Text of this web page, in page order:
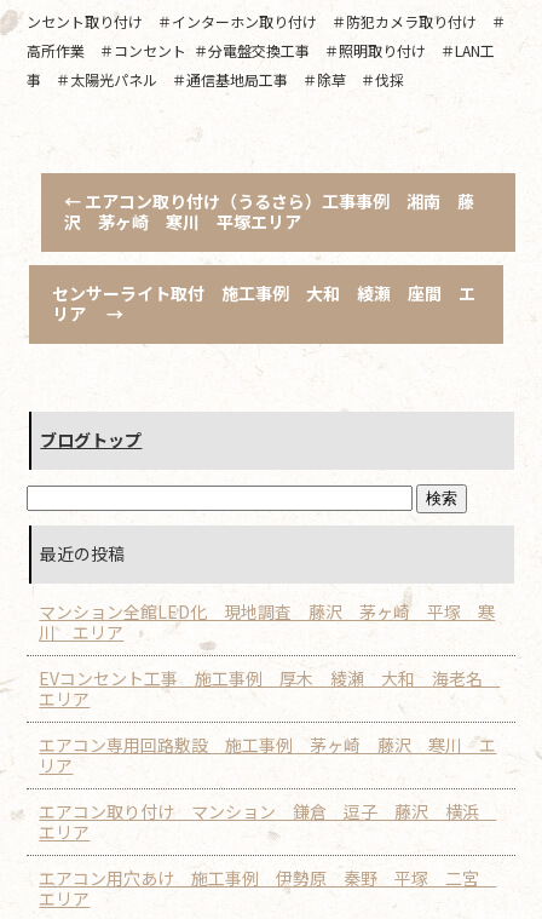
ンセント取り付け ＃インターホン取り付け ＃防犯カメラ取り付け ＃
高所作業 ＃コンセント ＃分電盤交換工事 ＃照明取り付け ＃LAN工
事 ＃太陽光パネル ＃通信基地局工事 ＃除草 ＃伐採
← エアコン取り付け（うるさら）工事事例 湘南 藤
沢 茅ヶ崎 寒川 平塚エリア
センサーライト取付 施工事例 大和 綾瀬 座間 エ
リア→
ブログトップ
最近の投稿
マンション全館LED化 現地調査 藤沢 茅ヶ崎 平塚 寒
川 エリア
EVコンセント工事 施工事例 厚木 綾瀬 大和 海老名
エリア
エアコン専用回路敷設 施工事例 茅ヶ崎 藤沢 寒川 エ
リア
エアコン取り付け マンション 鎌倉 逗子 藤沢 横浜
エリア
エアコン用穴あけ 施工事例 伊勢原 秦野 平塚 二宮
エリア